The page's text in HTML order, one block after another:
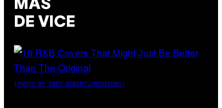
MÁS
DE VICE
(PHOTO BY EBET ROBERTS/REDFERNS)